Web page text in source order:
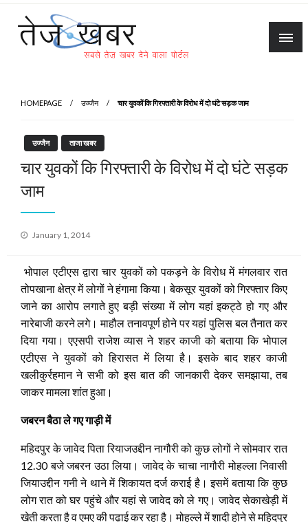
Skip
content
HOMEPAGE उज्जैन चार युवकों कि गिरफ्तारी के विरोध में दो घंटे सड़क जाम
उज्जैन ताजा खबर
चार युवकों कि गिरफ्तारी के विरोध में दो घंटे सड़क
जाम
Posted
January 1, 2014
भोपाल एटीएस द्वारा चार युवकों को पकड़ने के विरोध में मंगलवार रात
तोपखाना क्षेत्र में लोगों ने हंगामा किया। बेकसूर युवकों को गिरफ्तार किए
जाने का आरोप लगाते हुए बड़ी संख्या में लोग यहां इकट्ठे हो गए और
नारेबाजी करने लगे। माहौल तनावपूर्ण होने पर यहां पुलिस बल तैनात कर
दिया गया। एएसपी राजेश व्यास ने शहर काजी कोबताया कि भोपाल
एटीएस ने युवकों को हिरासत में लिया है। इसके बाद शहर काजी
खलीकुर्रहमान ने सभी को इस बात की जानकारी देकर समझाया, तब
जाकर मामला शांत हुआ।
जबरन बैठा ले गए गाड़ी में
महिदपुर के जावेद पिता रियाजउद्दीन नागौरी को कुछ लोगों ने सोमवार रात
12.30 बजे जबरन उठा लिया। जावेद के चाचा नागौरी मोहल्ला निवासी
जियाउद्दीन गनी ने थाने में शिकायत दर्ज कराई है। इसमें बताया कि कुछ
लोग रात को घर पहुंचे और यहां से जावेद को ले गए। जावेद सेकाखेड़ी में
खेती करता है व एमए की पढ़ाई कर रहा है। मोहल्ले में शादी होने से महिदपुर